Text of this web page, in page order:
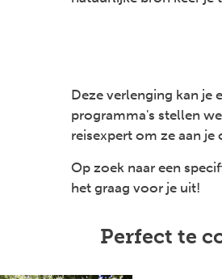
Deze verlenging kan je
programma's stellen
reisexpert om ze aan
Op zoek naar een
het graag voor je uit!
Perfect te